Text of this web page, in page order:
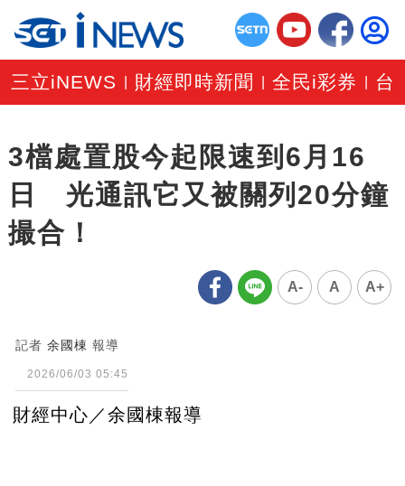
三立iNEWS 財經即時新聞 |全民i彩券 台
3檔處置股今起限速到6月16
日 光通訊它又被關列20分鐘
撮合！
A- A A+
記者 余國棟 報導
2026/06/03 05:45
財經中心／余國棟報導